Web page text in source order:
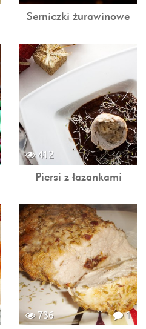
Serniczki żurawinowe
412
Piersi z łazankami
1
736